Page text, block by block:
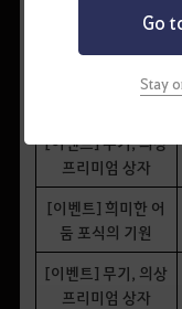
Go
Stay
[이벤트] 무기, 의상
프리미엄 상자
[이벤트] 희미한 어
둠 포식의 기원
[이벤트] 무기, 의상
프리미엄 상자
[이벤트] 희미한 어
둠 포식의 기원
[이벤트] 무기, 의상
프리미엄 상자